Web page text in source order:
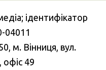
ідентифікатор
04011
м. Вінниця, вул.
49